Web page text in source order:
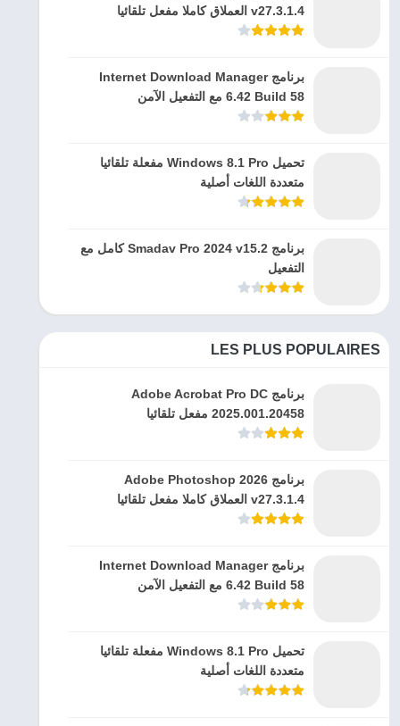
v27.3.1.4 العملاق كاملا مفعل تلقائيا
برنامج Internet Download Manager
6.42 Build 58 مع التفعيل الآمن
تحميل Windows 8.1 Pro مفعلة تلقائيا
متعددة اللغات أصلية
برنامج Smadav Pro 2024 v15.2 كامل مع
التفعيل
LES PLUS POPULAIRES
برنامج Adobe Acrobat Pro DC
2025.001.20458 مفعل تلقائيا
برنامج Adobe Photoshop 2026
v27.3.1.4 العملاق كاملا مفعل تلقائيا
برنامج Internet Download Manager
6.42 Build 58 مع التفعيل الآمن
تحميل Windows 8.1 Pro مفعلة تلقائيا
متعددة اللغات أصلية